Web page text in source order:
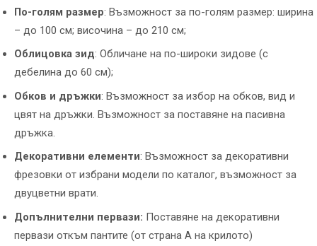
По-голям размер: Възможност за по-голям размер: ширина
– до 100 см; височина – до 210 см;
Облицовка зид: Обличане на по-широки зидове (с
дебелина до 60 см);
Обков и дръжки: Възможност за избор на обков, вид и
цвят на дръжки. Възможност за поставяне на пасивна
дръжка.
Декоративни елементи: Възможност за декоративни
фрезовки от избрани модели по каталог, възможност за
двуцветни врати.
Допълнителни первази: Поставяне на декоративни
первази откъм пантите (от страна А на крилото)